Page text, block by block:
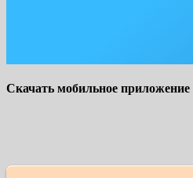
Скачать мобильное приложение